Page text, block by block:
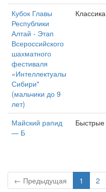
Кубок Главы
Республики
Алтай - Этап
Всероссийского
шахматного
фестиваля
«Интеллектуалы
Сибири"
(мальчики до 9
лет)
Классика
Майский рапид
— Б
Быстрые
← Предыдущая 1 2